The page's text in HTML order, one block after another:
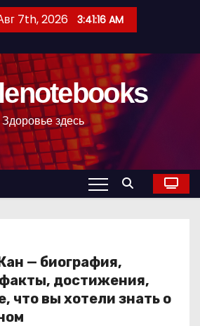
7th, 2026 3:41:17 AM
Здоровье здесь
— биография,
достижения,
что вы хотели знать о